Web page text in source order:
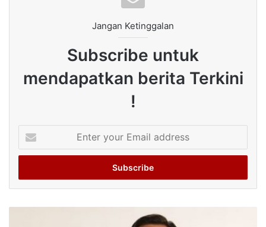
Jangan Ketinggalan
Subscribe untuk
mendapatkan berita Terkini
!
your
Email